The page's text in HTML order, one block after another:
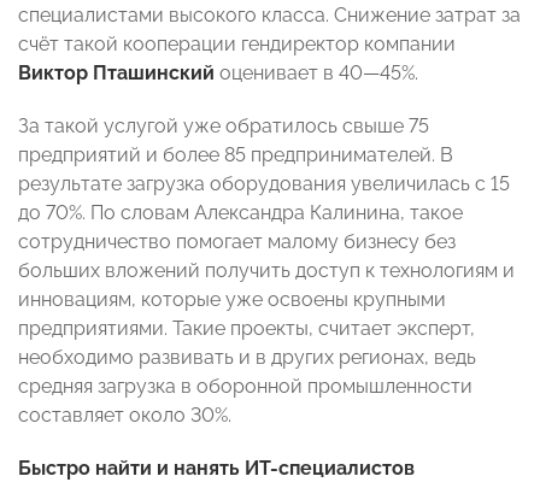
специалистами высокого класса. Снижение затрат за
счёт такой кооперации гендиректор компании
Виктор Пташинский оценивает в 40—45%.
За такой услугой уже обратилось свыше 75
предприятий и более 85 предпринимателей. В
результате загрузка оборудования увеличилась с 15
до 70%. По словам Александра Калинина, такое
сотрудничество помогает малому бизнесу без
больших вложений получить доступ к технологиям и
инновациям, которые уже освоены крупными
предприятиями. Такие проекты, считает эксперт,
необходимо развивать и в других регионах, ведь
средняя загрузка в оборонной промышленности
составляет около 30%.
Быстро найти и нанять ИТ-специалистов